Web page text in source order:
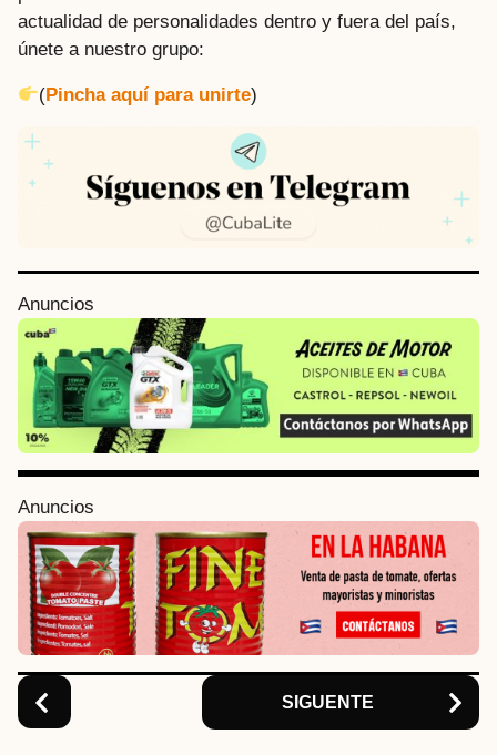
actualidad de personalidades dentro y fuera del país,
únete a nuestro grupo:
(Pincha aquí para unirte)
Anuncios
Anuncios
P
o
P
a
g
i
n
a
o
n
SIGUENTE